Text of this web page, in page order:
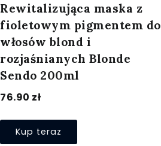
Rewitalizująca maska z
fioletowym pigmentem do
włosów blond i
rozjaśnianych Blonde
Sendo 200ml
76.90 zł
Kup teraz